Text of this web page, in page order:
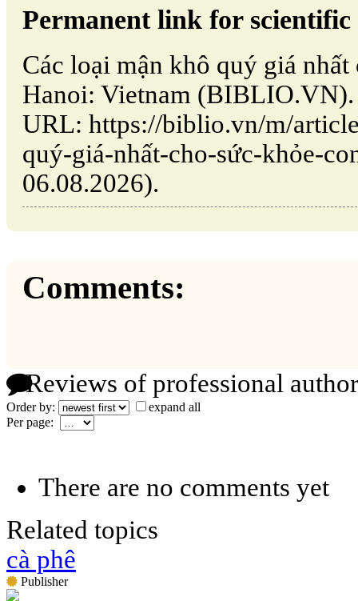
Permanent link for
Các loại mận khô quý giá
Hanoi: Vietnam (BIBLIO.VN).
URL: https://biblio.vn/m/
quý-giá-nhất-cho-sức-khỏe-
06.08.2026).
Comments:
Reviews of professional
Order by:
expand all
Per page:
There are no comments yet
Related topics
cà phê
Publisher